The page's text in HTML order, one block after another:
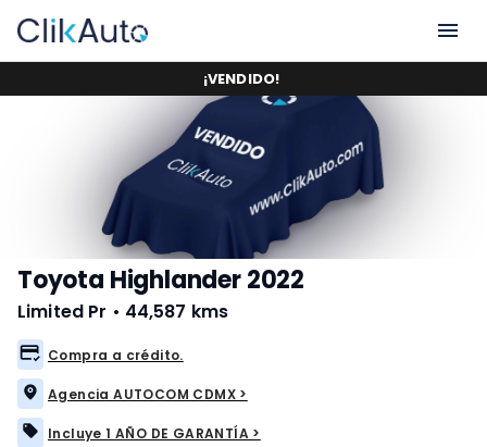
¡VENDIDO!
Toyota Highlander 2022
Limited Pr • 44,587 kms
Compra a crédito.
Agencia AUTOCOM CDMX >
Incluye 1 AÑO DE GARANTÍA >